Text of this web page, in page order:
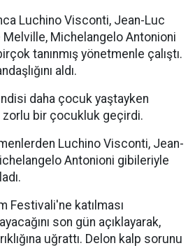
Luchino Visconti, Jean-Luc
Melville, Michelangelo Antonioni
tanınmış yönetmenle çalıştı.
aldı.
daha çocuk yaştayken
zorlu bir çocukluk geçirdi.
Luchino Visconti, Jean-
Antonioni gibileriyle
Festivali'ne katılması
son gün açıklayarak,
uğrattı. Delon kalp sorunu